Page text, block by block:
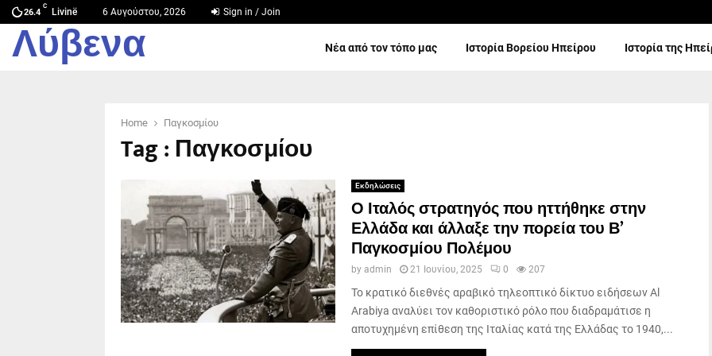
26.4
C
Livinë 6 Αυγούστου, 2026 Sign in / Join
Λύβενα Νέα από τον τόπο μας Ιστορία Βορείου Ηπείρου Ιστορία της
Home Παγκοσμίου
Tag : Παγκοσμίου
Εκδηλώσεις
Ο Ιταλός στρατηγός που ηττήθηκε στην
Ελλάδα και άλλαξε την πορεία του Β’
Παγκοσμίου Πολέμου
by admin 21 Ιουνίου, 2025 0 207
Το κρατικό διεθνές αραβικό τηλεοπτικό δίκτυο ειδήσεων Al
Arabiya αναλύει τον καθοριστικό ρόλο που διαδραμάτισε η
αποτυχημένη επίθεση της Ιταλίας κατά της Ελλάδας το 1940,...